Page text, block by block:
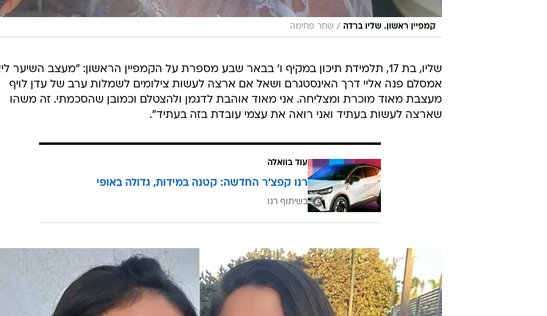
קמפיין ראשון. שליו ברדה / שחר פחימה
שליו, בת 17, תלמידת תיכון במקיף ו' בבאר שבע מספרת על הקמפיין הראשון: "מעצב השיער
אמסלם פנה אליי דרך האינסטגרם ושאל אם ארצה לעשות צילומים לשמלות ערב של עדן לויף
מעצבת מאוד מוכרת ומצליחה. אני מאוד אוהבת לדגמן ולהצטלם וכמובן שהסכמתי. זה משהו
שארצה לעשות בעתיד ואני רואה את עצמי עובדת בזה בעתיד".
עוד בוואלה
רנו קפצ'ר החדשה: קטנה במידות, גדולה באופי
בשיתוף רנו